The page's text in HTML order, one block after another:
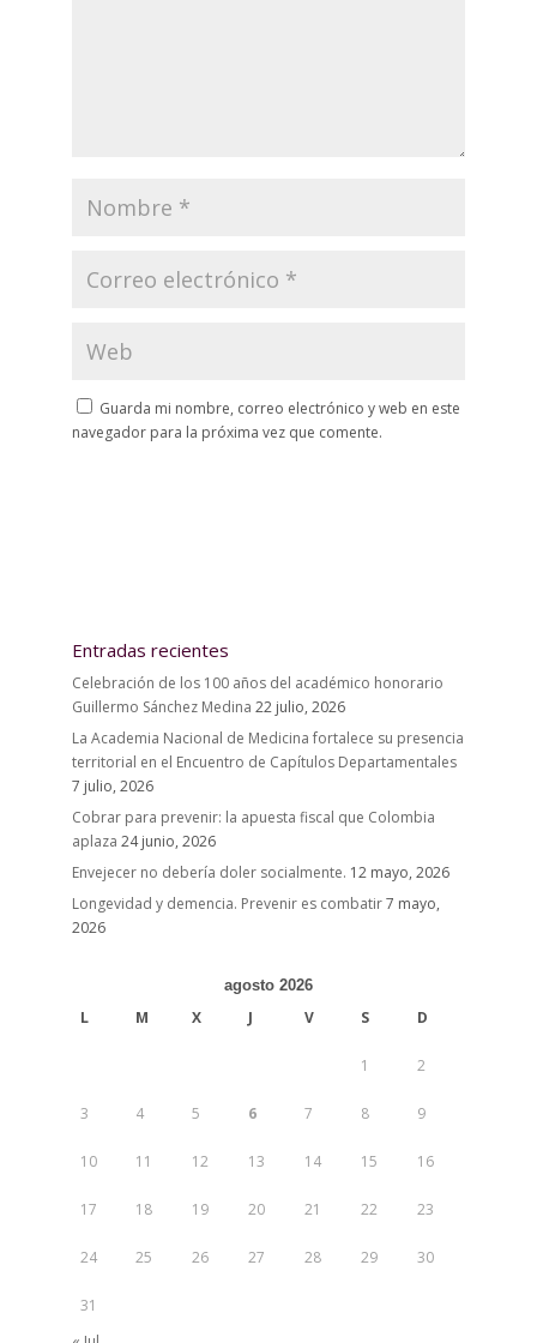
Guarda mi nombre, correo electrónico y web en este
navegador para la próxima vez que comente.
Entradas recientes
Celebración de los 100 años del académico honorario
Guillermo Sánchez Medina 22 julio, 2026
La Academia Nacional de Medicina fortalece su presencia
territorial en el Encuentro de Capítulos Departamentales
7 julio, 2026
Cobrar para prevenir: la apuesta fiscal que Colombia
aplaza 24 junio, 2026
Envejecer no debería doler socialmente. 12 mayo, 2026
Longevidad y demencia. Prevenir es combatir7 mayo,
2026
agosto 2026
L M X J V S D
1 2
3 4 5 6 7 8 9
10 11 12 13 14 15 16
17 18 19 20 21 22 23
24 25 26 27 28 29 30
31